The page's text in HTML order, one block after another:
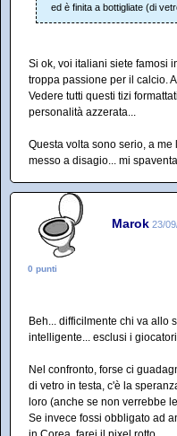
ed è finita a bottigliate (di
Si ok, voi italiani siete famosi
troppa passione per il calcio.
Vedere tutti questi tizi
personalità azzerata...
Questa volta sono serio, a
messo a disagio... mi
Marok 23/
0 punti
Beh... difficilmente chi va allo
intelligente... esclusi i
Nel confronto, forse ci
di vetro in testa, c'è la
loro (anche se non verrebbe
Se invece fossi obbligato ad